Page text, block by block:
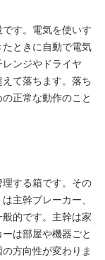
す。電気を使いす
ときに自動で電気
ンジやドライヤ
て落ちます。落ち
正常な動作のこと
する箱です。その
主幹ブレーカー、
的です。主幹は家
は部屋や機器ごと
方向性が変わりま